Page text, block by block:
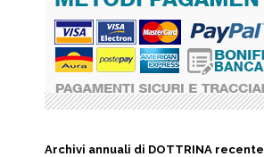
Archivi annuali di DOTTRINA recente